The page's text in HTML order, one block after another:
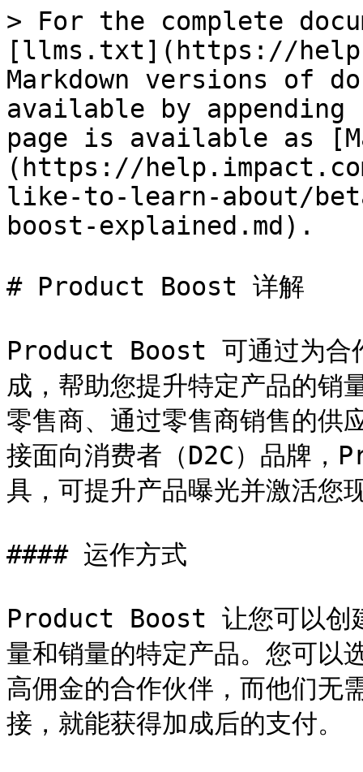
> For the complete
[llms.txt](https://
Markdown versions of
available by
page is available as
(https://
like-to-learn-about/
boost-explained.md).
# Product Boost 详解
Product Boost 可通过为合
成，帮助您提升特定产品的销
零售商、通过零售商销售的供
接面向消费者（D2C）品牌
具，可提升产品曝光并激活您
#### 运作方式
Product Boost 让您可以创
量和销量的特定产品。您可以
高佣金的合作伙伴，而他们无
接，就能获得加成后的支付。